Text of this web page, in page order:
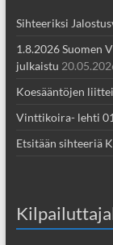
Sihteeriksi
1.8.2026 Suomen
julkaistu
Koesääntöjen
Vinttikoira- lehti
Etsitään sihteeriä